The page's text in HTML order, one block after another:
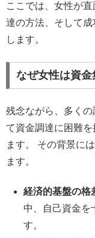
ここでは、女性が
達の方法、そして
します。
なぜ女性は資金
残念ながら、多く
て資金調達に困難
ます。 その背景に
ます。
経済的基盤の格
中、自己資金を
す。